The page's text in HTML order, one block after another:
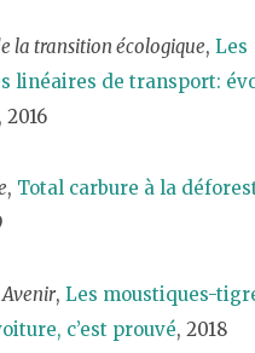
la transition écologique, Les
linéaires de transport:
, 2016
, Total carbure à la
Avenir, Les moustiques-
c’est prouvé, 2018